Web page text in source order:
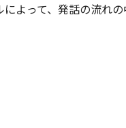
よって、発話の流れ